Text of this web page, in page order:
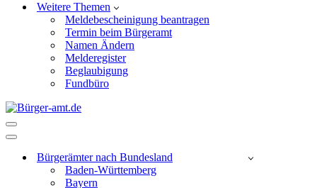
Weitere Themen
Meldebescheinigung beantragen
Termin beim Bürgeramt
Namen Ändern
Melderegister
Beglaubigung
Fundbüro
Navigationsmenü
Navigationsmenü
Bürgerämter nach Bundesland
Baden-Württemberg
Bayern